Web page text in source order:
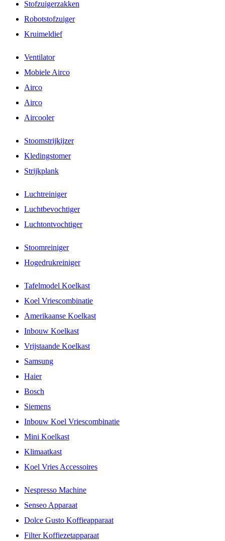
Stofzuigerzakken
Robotstofzuiger
Kruimeldief
Ventilator
Mobiele Airco
Airco
Airco
Aircooler
Stoomstrijkijzer
Kledingstomer
Strijkplank
Luchtreiniger
Luchtbevochtiger
Luchtontvochtiger
Stoomreiniger
Hogedrukreiniger
Tafelmodel Koelkast
Koel Vriescombinatie
Amerikaanse Koelkast
Inbouw Koelkast
Vrijstaande Koelkast
Samsung
Haier
Bosch
Siemens
Inbouw Koel Vriescombinatie
Mini Koelkast
Klimaatkast
Koel Vries Accessoires
Nespresso Machine
Senseo Apparaat
Dolce Gusto Koffieapparaat
Filter Koffiezetapparaat